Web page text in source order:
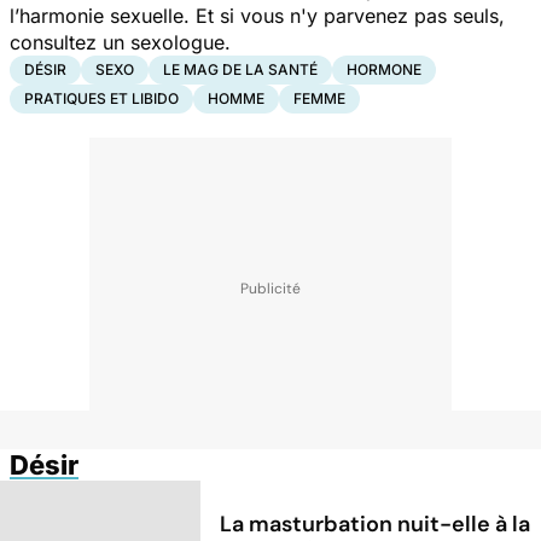
l’harmonie sexuelle. Et si vous n'y parvenez pas seuls,
consultez un sexologue.
DÉSIR SEXO LE MAG DE LA SANTÉ
HORMONE
PRATIQUES ET LIBIDO
HOMME FEMME
Désir
La masturbation nuit-elle à la